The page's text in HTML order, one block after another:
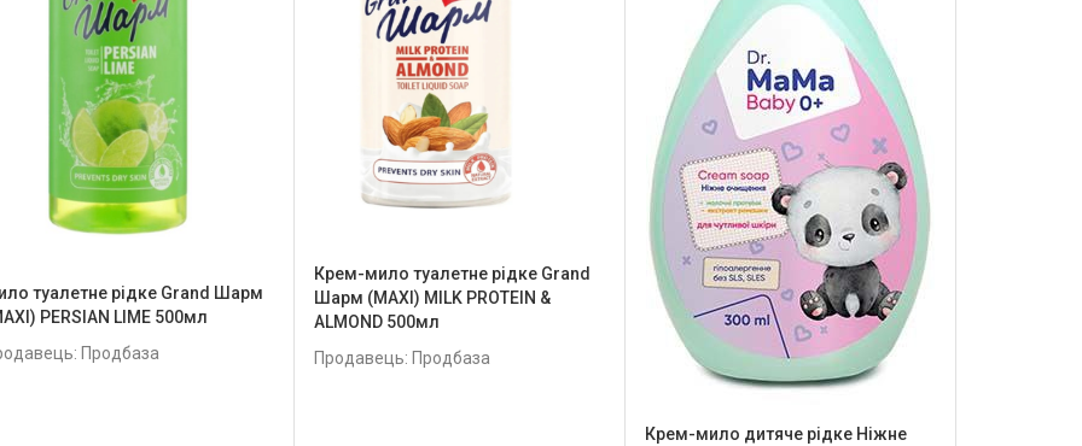
туалетне рідке Grand Шарм
PERSIAN LIME 500мл
Продбаза
Крем-мило туалетне рідке Grand
Шарм (MAXI) MILK PROTEIN &
ALMOND 500мл
Продавець: Продбаза
Крем-мило дитяче рідке Ніжне